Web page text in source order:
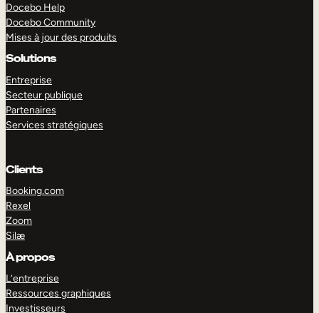
Docebo Help
Docebo Community
Mises à jour des produits
Solutions
Entreprise
Secteur publique
Partenaires
Services stratégiques
Clients
Booking.com
Rexel
Zoom
Silæ
À propos
L’entreprise
Ressources graphiques
Investisseurs